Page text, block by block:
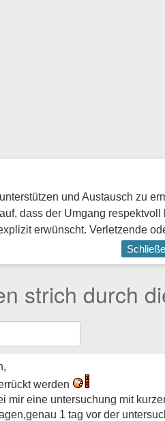
und Austausch zu
dass der Umgang
erwünscht. Verletzende
strich durch
werden
mir eine untersuchung mit
1 tag vor der